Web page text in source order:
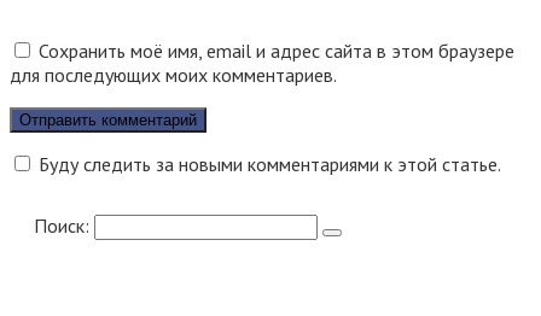
Сохранить моё имя, email и адрес сайта в этом браузере
для последующих моих комментариев.
Буду следить за новыми комментариями к этой статье.
Поиск: